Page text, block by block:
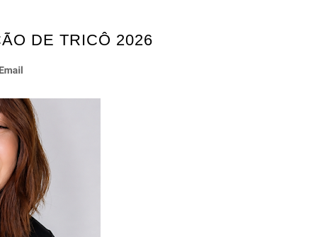
DE TRICÔ 2026